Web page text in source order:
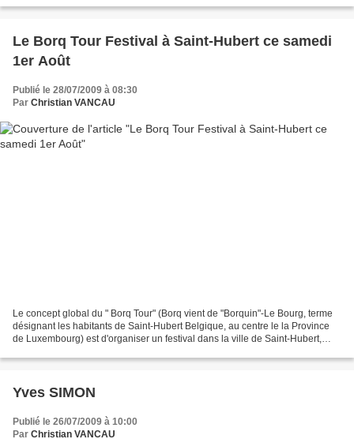
Le Borq Tour Festival à Saint-Hubert ce samedi
1er Août
Publié le 28/07/2009 à 08:30
Par Christian VANCAU
Le concept global du " Borq Tour" (Borq vient de "Borquin"-Le Bourg, terme
désignant les habitants de Saint-Hubert Belgique, au centre le la Province
de Luxembourg) est d'organiser un festival dans la ville de Saint-Hubert,
Yves SIMON
Publié le 26/07/2009 à 10:00
Par Christian VANCAU